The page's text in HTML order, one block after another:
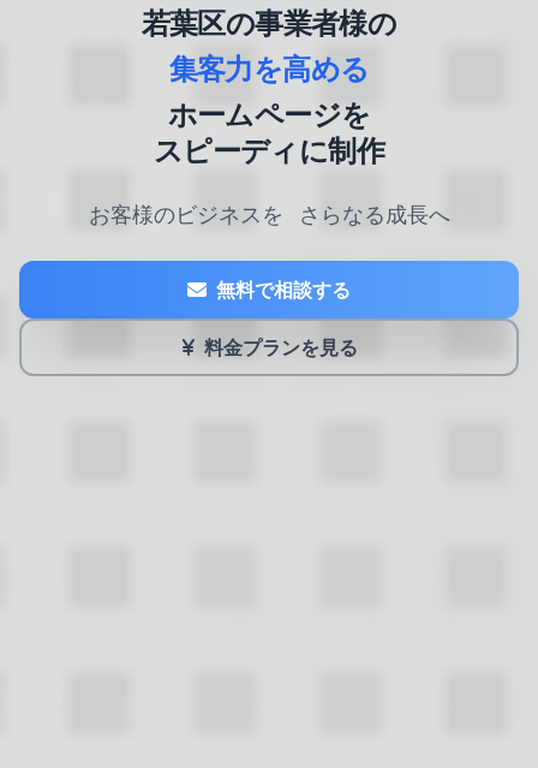
若葉区の事業者様の
集客力を高める
ホームページを
スピーディに制作
お客様のビジネスを さらなる成長へ
無料で相談する
料金プランを見る